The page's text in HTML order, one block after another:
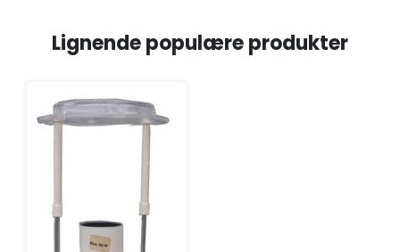
Lignende populære produkter